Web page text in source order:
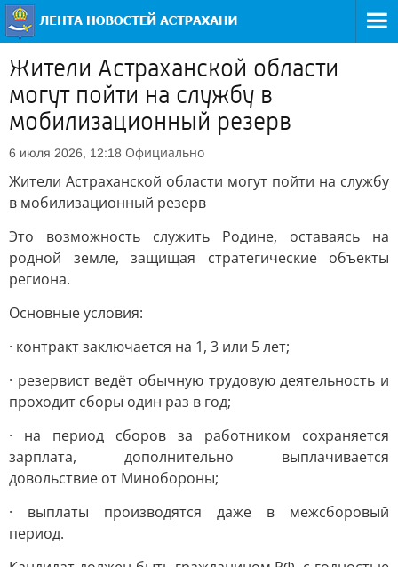
Жители Астраханской области
могут пойти на службу в
мобилизационный резерв
6 июля 2026, 12:18 Официально
Жители Астраханской области могут пойти на службу
в мобилизационный резерв
Это возможность служить Родине, оставаясь на
родной земле, защищая стратегические объекты
региона.
Основные условия:
· контракт заключается на 1, 3 или 5 лет;
· резервист ведёт обычную трудовую деятельность и
проходит сборы один раз в год;
· на период сборов за работником сохраняется
зарплата, дополнительно выплачивается
довольствие от Минобороны;
· выплаты производятся даже в межсборовый
период.